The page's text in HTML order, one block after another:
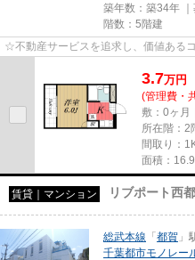
築年数：築34年 ｜
階数：5階建
☆不動産サービスを追求し、価値ある
3.7万円
(管理費・
敷：0ヶ月
所在階：2
間取り：
面積：
賃貸｜マンション リブポート西
総武本線 「都賀 」
千葉都市モノレー